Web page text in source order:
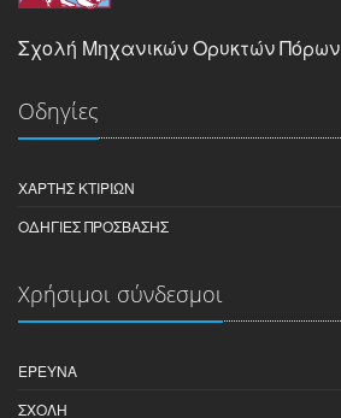
Σχολή Μηχανικών Ορυκτών Πόρων
Οδηγίες
ΧΆΡΤΗΣ ΚΤΙΡΊΩΝ
ΟΔΗΓΊΕΣ ΠΡΌΣΒΑΣΗΣ
Χρήσιμοι σύνδεσμοι
ΈΡΕΥΝΑ
ΣΧΟΛΉ